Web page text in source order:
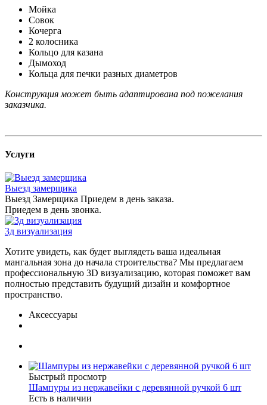
Мойка
Совок
Кочерга
2 колосника
Кольцо для казана
Дымоход
Кольца для печки разных диаметров
Конструкция может быть адаптирована под пожелания
заказчика.
Услуги
Выезд замерщика
Выезд Замерщика Приедем в день заказа.
Приедем в день звонка.
3д визуализация
Хотите увидеть, как будет выглядеть ваша идеальная
мангальная зона до начала строительства? Мы предлагаем
профессиональную 3D визуализацию, которая поможет вам
полностью представить будущий дизайн и комфортное
пространство.
Аксессуары
Быстрый просмотр
Шампуры из нержавейки с деревянной ручкой 6 шт
Есть в наличии